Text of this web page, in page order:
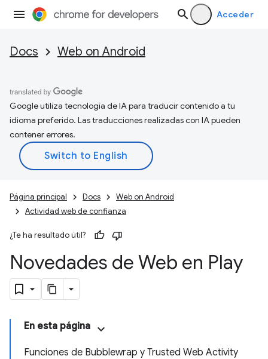
Acceder
Docs Web on Android
Google utiliza tecnología de IA para traducir contenido a tu
idioma preferido. Las traducciones realizadas con IA pueden
contener errores.
Página principal Docs
Web on Android
Actividad web de confianza
¿Te ha resultado útil?
Novedades de Web en Play
En esta página
Funciones de Bubblewrap y Trusted Web Activity